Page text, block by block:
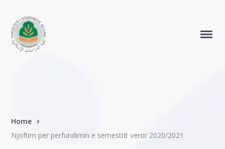
Home
Njoftim per perfundimin e semestrit veror 2020/2021